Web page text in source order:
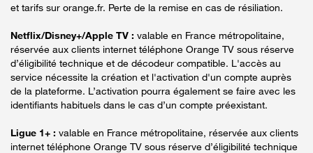
et tarifs sur orange.fr. Perte de la remise en cas de résiliation.
Netflix/Disney+/Apple TV : valable en France métropolitaine,
réservée aux clients internet téléphone Orange TV sous réserve
d’éligibilité technique et de décodeur compatible. L'accès au
service nécessite la création et l'activation d'un compte auprès
de la plateforme. L’activation pourra également se faire avec les
identifiants habituels dans le cas d’un compte préexistant.
Ligue 1+ : valable en France métropolitaine, réservée aux clients
internet téléphone Orange TV sous réserve d’éligibilité technique